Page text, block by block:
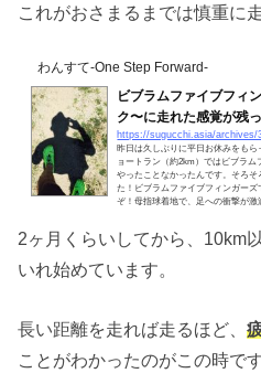
これがおさまるまでは慎重に
わんすて-One Step Forward-
ビブラムファイブフィ
ク〜に走れた感覚が残っ
https://sugucchi.asia/archives/
昨日は久しぶりに平日お休みをも
ョートラン（約2km）ではビブラ
やったことなかったんです。そろそ
た！ビブラムファイブフィンガー
ぞ！母指球着地で、足への衝撃が
2ヶ月くらいしてから、10km
いれ始めています。
長い距離を走れば走るほど、
ことがわかったのがこの時です